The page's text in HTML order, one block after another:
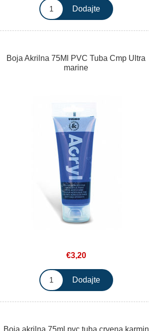
Boja Akrilna 75Ml PVC Tuba Cmp Ultra
marine
€3,20
Boja akrilna 75ml pvc tuba crvena karmin